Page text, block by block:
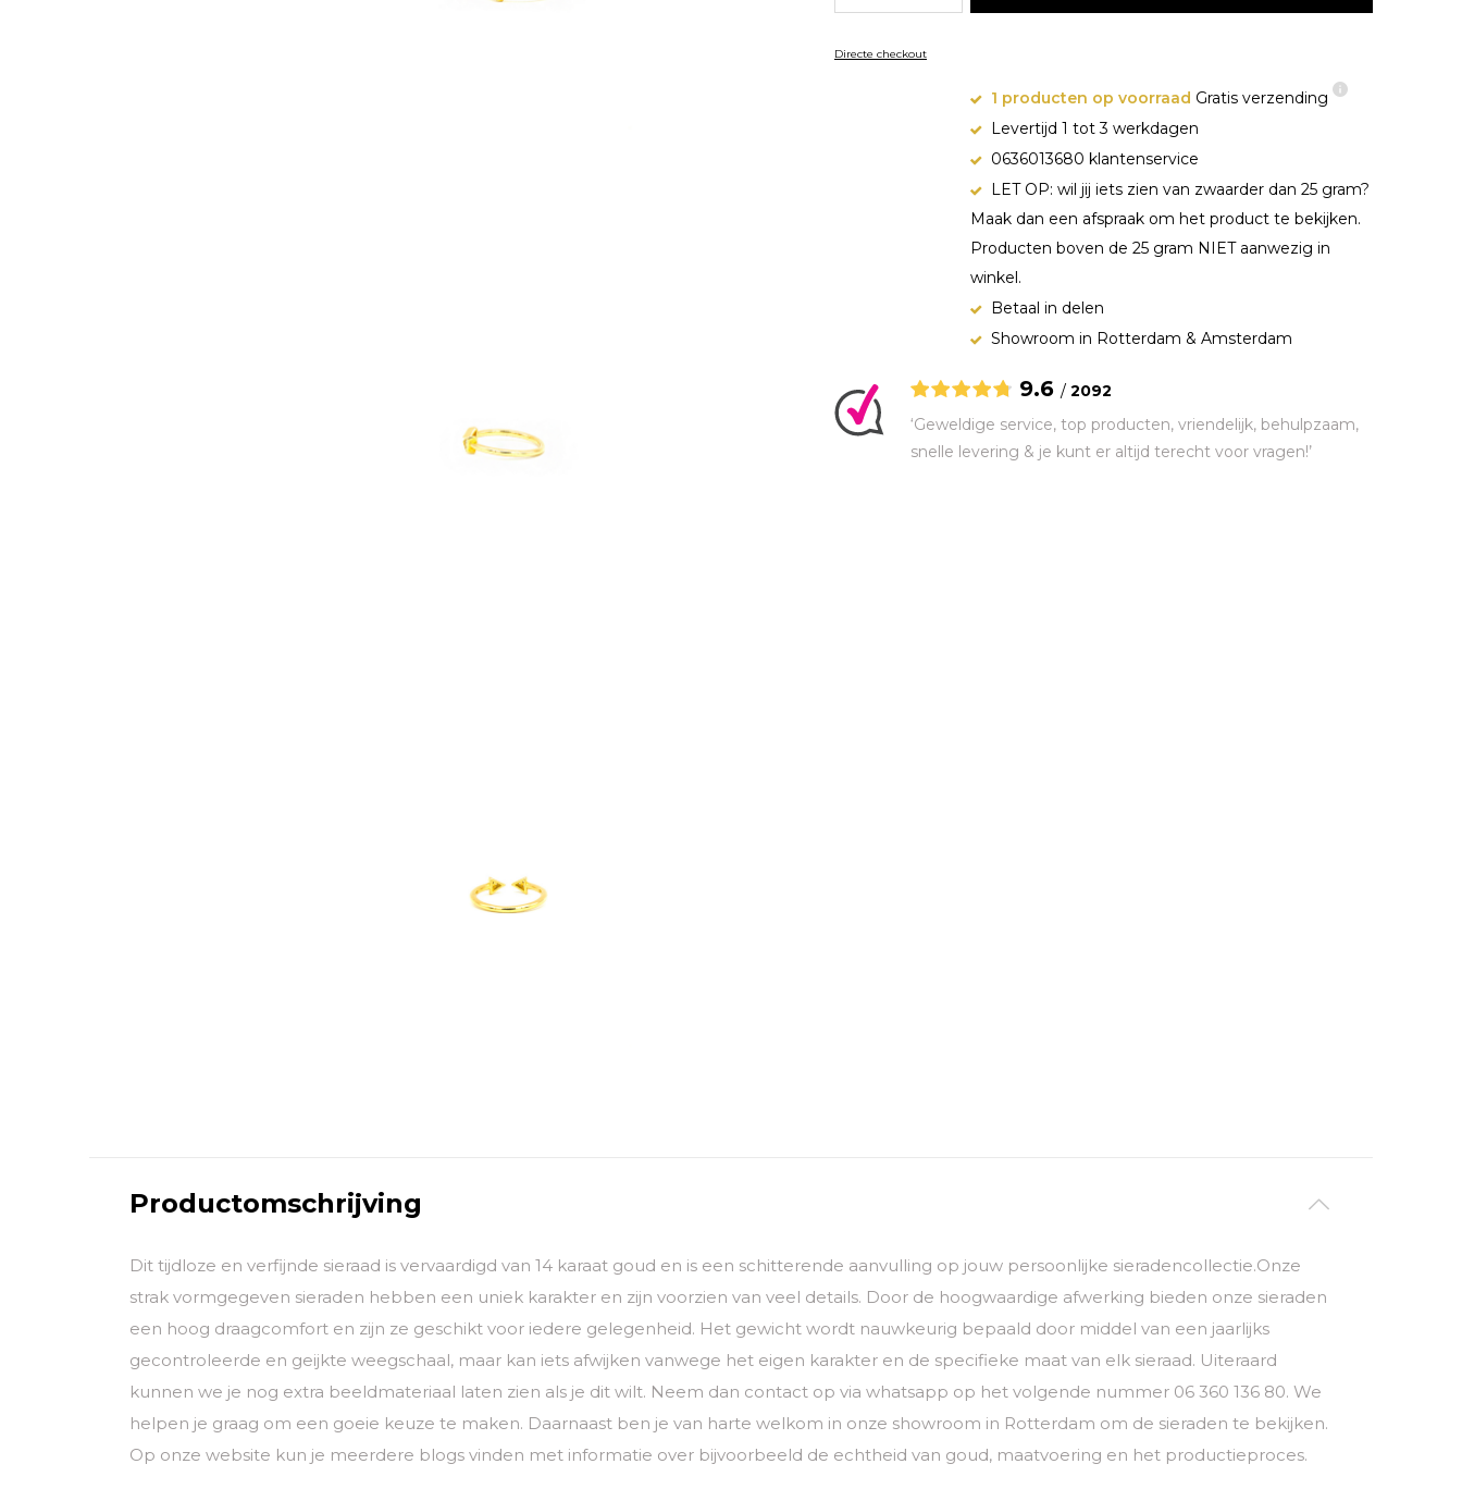
Directe checkout
1 producten op voorraad Gratis verzending
Levertijd 1 tot 3 werkdagen
0636013680 klantenservice
LET OP: wil jij iets zien van zwaarder dan 25 gram?
Maak dan een afspraak om het product te bekijken.
Producten boven de 25 gram NIET aanwezig in
winkel.
Betaal in delen
Showroom in Rotterdam & Amsterdam
9.6 / 2092
‘Geweldige service, top producten, vriendelijk, behulpzaam,
snelle levering & je kunt er altijd terecht voor vragen!’
Productomschrijving
Dit tijdloze en verfijnde sieraad is vervaardigd van 14 karaat goud en is een schitterende aanvulling op jouw persoonlijke sieradencollectie.Onze
strak vormgegeven sieraden hebben een uniek karakter en zijn voorzien van veel details. Door de hoogwaardige afwerking bieden onze sieraden
een hoog draagcomfort en zijn ze geschikt voor iedere gelegenheid. Het gewicht wordt nauwkeurig bepaald door middel van een jaarlijks
gecontroleerde en geijkte weegschaal, maar kan iets afwijken vanwege het eigen karakter en de specifieke maat van elk sieraad. Uiteraard
kunnen we je nog extra beeldmateriaal laten zien als je dit wilt. Neem dan contact op via whatsapp op het volgende nummer 06 360 136 80. We
helpen je graag om een goeie keuze te maken. Daarnaast ben je van harte welkom in onze showroom in Rotterdam om de sieraden te bekijken.
Op onze website kun je meerdere blogs vinden met informatie over bijvoorbeeld de echtheid van goud, maatvoering en het productieproces.